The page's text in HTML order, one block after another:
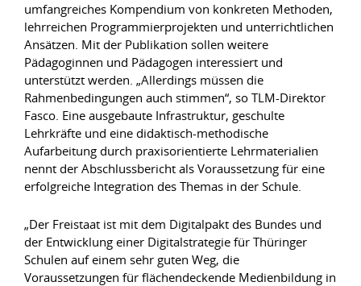
umfangreiches Kompendium von konkreten Methoden,
lehrreichen Programmierprojekten und unterrichtlichen
Ansätzen. Mit der Publikation sollen weitere
Pädagoginnen und Pädagogen interessiert und
unterstützt werden. „Allerdings müssen die
Rahmenbedingungen auch stimmen“, so TLM-Direktor
Fasco. Eine ausgebaute Infrastruktur, geschulte
Lehrkräfte und eine didaktisch-methodische
Aufarbeitung durch praxisorientierte Lehrmaterialien
nennt der Abschlussbericht als Voraussetzung für eine
erfolgreiche Integration des Themas in der Schule.
„Der Freistaat ist mit dem Digitalpakt des Bundes und
der Entwicklung einer Digitalstrategie für Thüringer
Schulen auf einem sehr guten Weg, die
Voraussetzungen für flächendeckende Medienbildung in